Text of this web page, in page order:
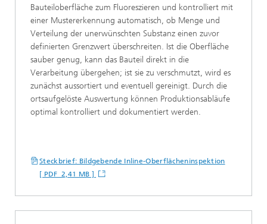
Bauteiloberfläche zum Fluoreszieren und kontrolliert mit
einer Mustererkennung automatisch, ob Menge und
Verteilung der unerwünschten Substanz einen zuvor
definierten Grenzwert überschreiten. Ist die Oberfläche
sauber genug, kann das Bauteil direkt in die
Verarbeitung übergehen; ist sie zu verschmutzt, wird es
zunächst aussortiert und eventuell gereinigt. Durch die
ortsaufgelöste Auswertung können Produktionsabläufe
optimal kontrolliert und dokumentiert werden.
Steckbrief: Bildgebende Inline-Oberflächeninspektion
[ PDF 2,41 MB ]